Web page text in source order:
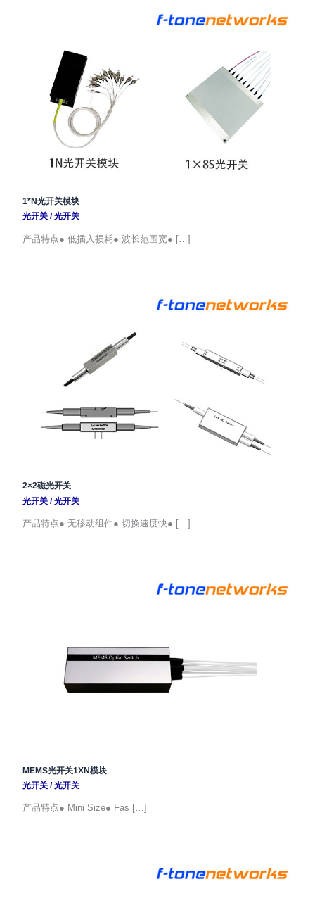
1*N光开关模块
光开关/光开关
产品特点● 低插入损耗● 波长范围宽● […]
2×2磁光开关
光开关/光开关
产品特点● 无移动组件● 切换速度快● […]
MEMS光开关1XN模块
光开关/光开关
产品特点● Mini Size● Fas […]